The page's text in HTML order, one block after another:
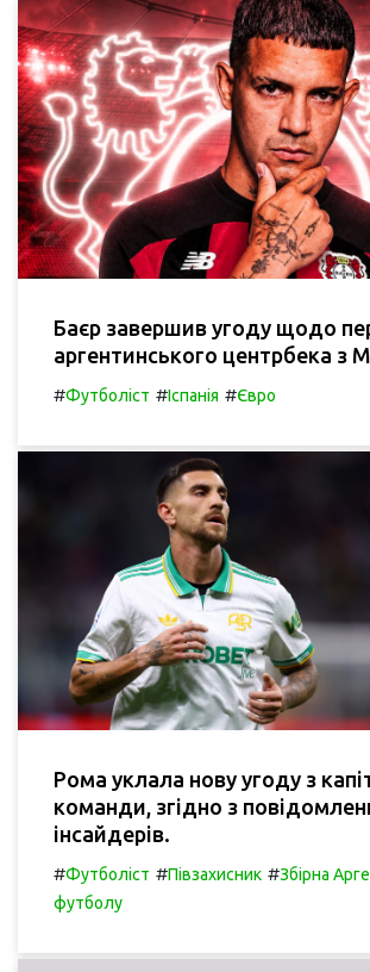
Баєр завершив угоду щодо
аргентинського центрбека з
#Футболіст #Іспанія #Євро
Рома уклала нову угоду з
команди, згідно з
інсайдерів.
#Футболіст #Півзахисник #Збірна
футболу